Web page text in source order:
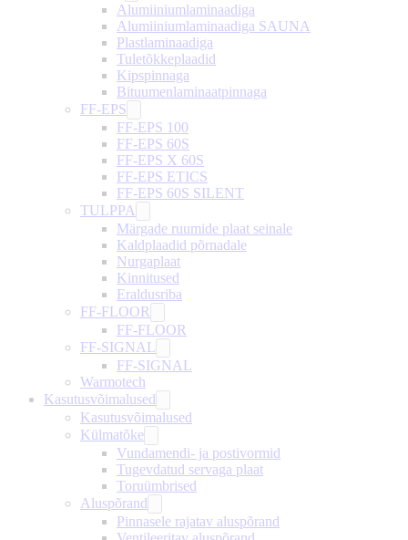
Alumiiniumlaminaadiga
Alumiiniumlaminaadiga SAUNA
Plastlaminaadiga
Tuletõkkeplaadid
Kipspinnaga
Bituumenlaminaatpinnaga
FF-EPS
FF-EPS 100
FF-EPS 60S
FF-EPS X 60S
FF-EPS ETICS
FF-EPS 60S SILENT
TULPPA
Märgade ruumide plaat seinale
Kaldplaadid põrnadale
Nurgaplaat
Kinnitused
Eraldusriba
FF-FLOOR
FF-FLOOR
FF-SIGNAL
FF-SIGNAL
Warmotech
Kasutusvõimalused
Kasutusvõimalused
Külmatõke
Vundamendi- ja postivormid
Tugevdatud servaga plaat
Toruümbrised
Aluspõrand
Pinnasele rajatav aluspõrand